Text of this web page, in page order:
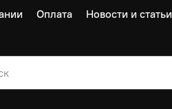
Оплата Новости и статьи